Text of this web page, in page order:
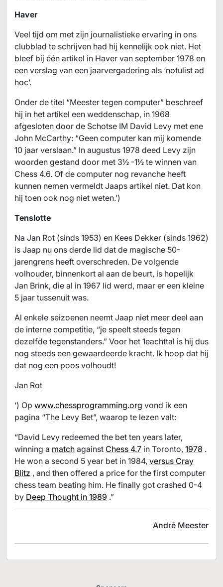
Haver
Veel tijd om met zijn journalistieke ervaring in ons
clubblad te schrijven had hij kennelijk ook niet. Het
bleef bij één artikel in Haver van september 1978 en
een verslag van een jaarvergadering als ‘notulist ad
hoc’.
Onder de titel “Meester tegen computer” beschreef
hij in het artikel een weddenschap, in 1968
afgesloten door de Schotse IM David Levy met ene
John McCarthy: “Geen computer kan mij komende
10 jaar verslaan.” In augustus 1978 deed Levy zijn
woorden gestand door met 3½ -1½ te winnen van
Chess 4.6. Of de computer nog revanche heeft
kunnen nemen vermeldt Jaaps artikel niet. Dat kon
hij toen ook nog niet weten.’)
Tenslotte
Na Jan Rot (sinds 1953) en Kees Dekker (sinds 1962)
is Jaap nu ons derde lid dat de magische 50-
jarengrens heeft overschreden. De volgende
volhouder, binnenkort al aan de beurt, is hopelijk
Jan Brink, die al in 1967 lid werd, maar er een kleine
5 jaar tussenuit was.
Al enkele seizoenen neemt Jaap niet meer deel aan
de interne competitie, “je speelt steeds tegen
dezelfde tegenstanders.” Voor het 1eachttal is hij dus
nog steeds een gewaardeerde kracht. Ik hoop dat hij
dat nog een poos volhoudt!
Jan Rot
‘) Op www.chessprogramming.org vond ik een
pagina “The Levy Bet”, waarop te lezen valt:
“David Levy redeemed the bet ten years later,
winning a match against Chess 4.7 in Toronto, 1978 .
He won a second 5 year bet in 1984, versus Cray
Blitz , and then offered a price for the first computer
chess team beating him. He finally got crashed 0-4
by Deep Thought in 1989 .”
André Meester